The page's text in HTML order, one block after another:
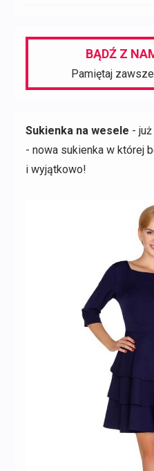
197,00 zł.
BĄDŹ Z
Pamiętaj
Sukienka na wesele -
- nowa sukienka w której
i wyjątkowo!